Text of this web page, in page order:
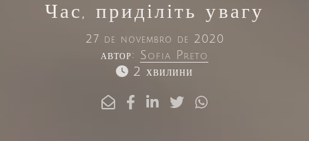
Час, приділіть увагу
27 de novembro de 2020
автор: Sofia Preto
2 хвилини